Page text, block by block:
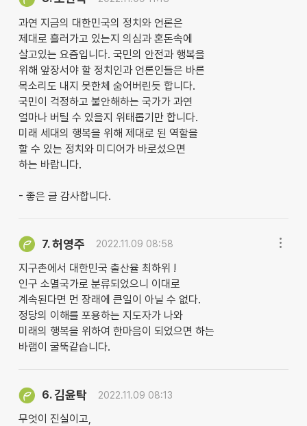
과연 지금의 대한민국의 정치와 언론은
제대로 흘러가고 있는지 의심과 혼돈속에
살고있는 요즘입니다. 국민의 안전과 행복을
위해 앞장서야 할 정치인과 언론인들은 바른
목소리도 내지 못한체 숨어버린듯 합니다.
국민이 걱정하고 불안해하는 국가가 과연
얼마나 버틸 수 있을지 위태롭기만 합니다.
미래 세대의 행복을 위해 제대로 된 역할을
할 수 있는 정치와 미디어가 바로섰으면
하는 바랍니다.
- 좋은 글 감사합니다.
7.허영주 2022.11.09 08:58
지구촌에서 대한민국 출산율 최하위 !
인구 소멸국가로 분류되었으니 이대로
계속된다면 먼 장래에 큰일이 아닐 수 없다.
정당의 이해를 포용하는 지도자가 나와
미래의 행복을 위하여 한마음이 되었으면 하는
바램이 굴뚝같습니다.
6.김윤탁 2022.11.09 08:13
무엇이 진실이고,